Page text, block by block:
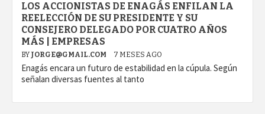
LOS ACCIONISTAS DE ENAGÁS ENFILAN LA
REELECCIÓN DE SU PRESIDENTE Y SU
CONSEJERO DELEGADO POR CUATRO AÑOS
MÁS | EMPRESAS
BY JORGE@GMAIL.COM 7 MESES AGO
Enagás encara un futuro de estabilidad en la cúpula. Según
señalan diversas fuentes al tanto